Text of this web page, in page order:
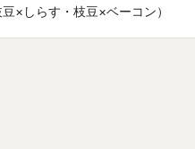
×しらす・枝豆×ベーコン）